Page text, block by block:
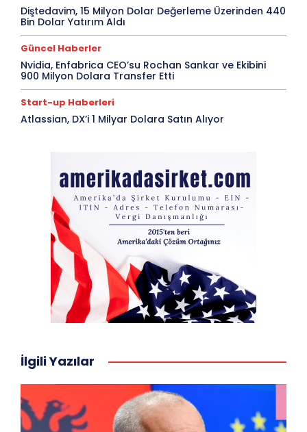
Diştedavim, 15 Milyon Dolar Değerleme Üzerinden 440
Bin Dolar Yatırım Aldı
Güncel Haberler
Nvidia, Enfabrica CEO’su Rochan Sankar ve Ekibini
900 Milyon Dolara Transfer Etti
Start-up Haberleri
Atlassian, DX’i 1 Milyar Dolara Satın Alıyor
İlgili Yazılar